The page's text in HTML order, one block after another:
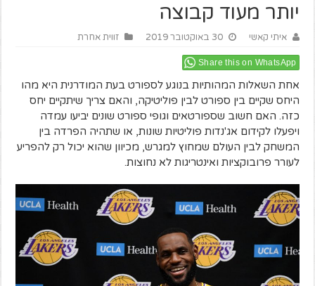
יותר מעוד קבוצה
איתי קאשי 30 באוקטובר 2019 זווית אחרת
Share this on WhatsApp
אחת השאלות המהותיות בנוגע לספורט בעת המודרנית היא מהו
היחס שקיים בין ספורט לבין פוליטיקה, והאם צריך שיתקיים יחס
כזה. האם חשוב שספורטאים וגופי ספורט שונים יביעו עמדה
ויפעלו לקידום אג'נדות פוליטיות שונות, או שתהיה הפרדה בין
המשחק לבין העולם שמחוץ למגרש, מכיוון שהוא יכול רק להפריע
לעורר פרובוקציות ואינטריגות לא נחוצות.